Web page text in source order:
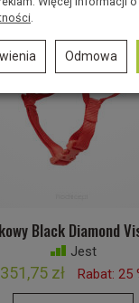
Black Diamond
Jest
351,75 zł Rabat: 25
Odmowa